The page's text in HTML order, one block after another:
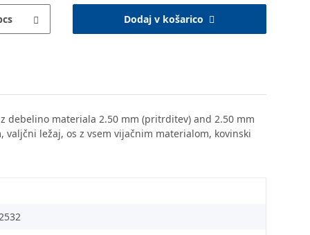
Dodaj v košarico
debelino materiala 2.50 mm (pritrditev) and 2.50 mm
ležaj, os z vsem vijačnim materialom, kovinski